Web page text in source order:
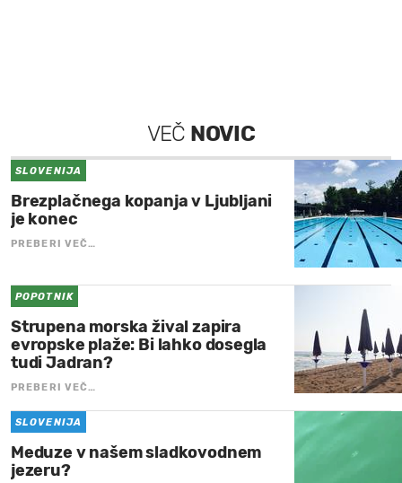
VEČ NOVIC
SLOVENIJA
Brezplačnega kopanja v Ljubljani
je konec
PREBERI VEČ…
POPOTNIK
Strupena morska žival zapira
evropske plaže: Bi lahko dosegla
tudi Jadran?
PREBERI VEČ…
SLOVENIJA
Meduze v našem sladkovodnem
jezeru?